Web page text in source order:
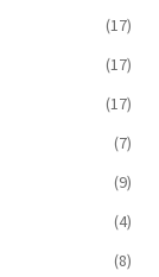
(17)
(17)
(17)
(7)
(9)
(4)
(8)